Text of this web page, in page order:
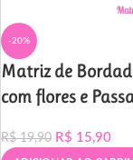
-20%
Matriz de
com flores e
R$19,90 R$ 15,90